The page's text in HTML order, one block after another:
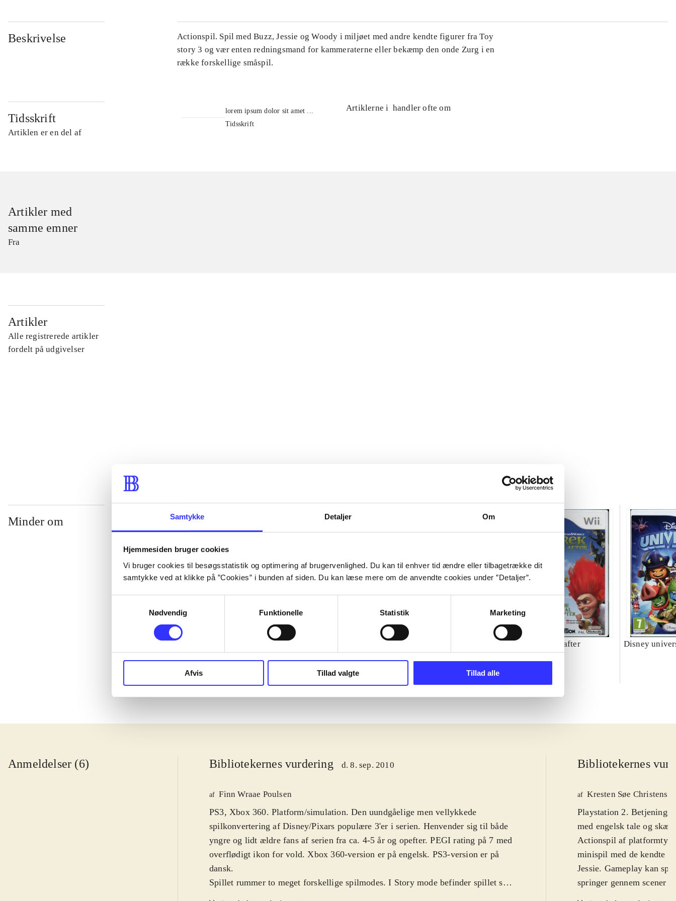
Samtykke Detaljer Om
Hjemmesiden bruger cookies
Vi bruger cookies til besøgsstatistik og optimering af brugervenlighed. Du kan til enhver tid ændre eller tilbagetrække dit
samtykke ved at klikke på ”Cookies” i bunden af siden. Du kan læse mere om de anvendte cookies under ”Detaljer”.
Nødvendig
Funktionelle Statistik Marketing
Afvis Tillad valgte Tillad alle
Beskrivelse
Actionspil. Spil med Buzz, Jessie og Woody i miljøet med andre kendte figurer fra Toy
story 3 og vær enten redningsmand for kammeraterne eller bekæmp den onde Zurg i en
række forskellige småspil.
Tidsskrift
Artiklen er en del af
lorem ipsum dolor sit amet ...
Tidsskrift
Artiklerne i handler ofte om
Artikler med
samme emner
Fra
Artikler
Alle registrerede artikler
fordelt på udgivelser
Minder om
TT Games
Shrek forever after Disney
Anmeldelser (6) Bibliotekernes vurdering d. 8. sep. 2010
af Finn Wraae Poulsen
PS3, Xbox 360. Platform/simulation. Den uundgåelige men vellykkede
spilkonvertering af Disney/Pixars populære 3'er i serien. Henvender sig til både
yngre og lidt ældre fans af serien fra ca. 4-5 år og opefter. PEGI rating på 7 med
overflødigt ikon for vold. Xbox 360-version er på engelsk. PS3-version er på
dansk.
Spillet rummer to meget forskellige spilmodes. I Story mode befinder spillet sig
Bibliotekernes
af Kresten Søe
Playstation 2.
med engelsk tale og
Actionspil af
minispil med de kendte
Jessie. Gameplay kan
springer gennem scener